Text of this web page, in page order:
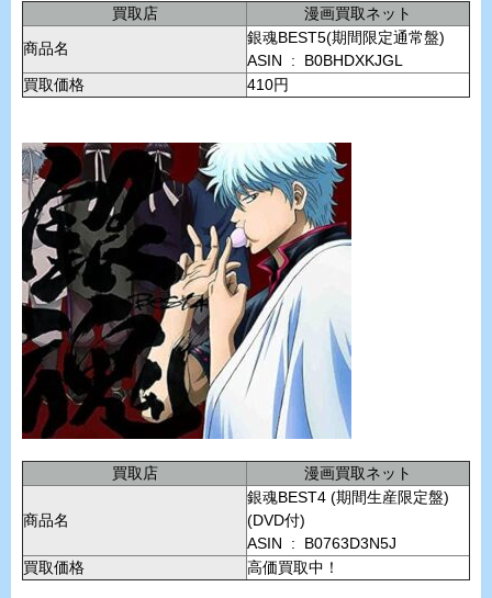
買取店
漫画買取ネット
商品名
銀魂BEST5(期間限定通常盤)
ASIN ‏ : ‎ B0BHDXKJGL
買取価格
410円
買取店 漫画買取ネット
商品名
銀魂BEST4 (期間生産限定盤)
(DVD付)
ASIN ‏ : ‎ B0763D3N5J
買取価格
高価買取中！